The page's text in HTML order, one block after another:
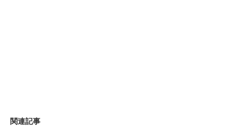
関連記事